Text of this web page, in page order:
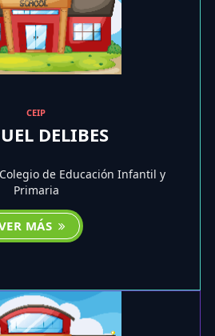
CEIP
DELIBES
Colegio de Educación Infantil y
Primaria
MÁS